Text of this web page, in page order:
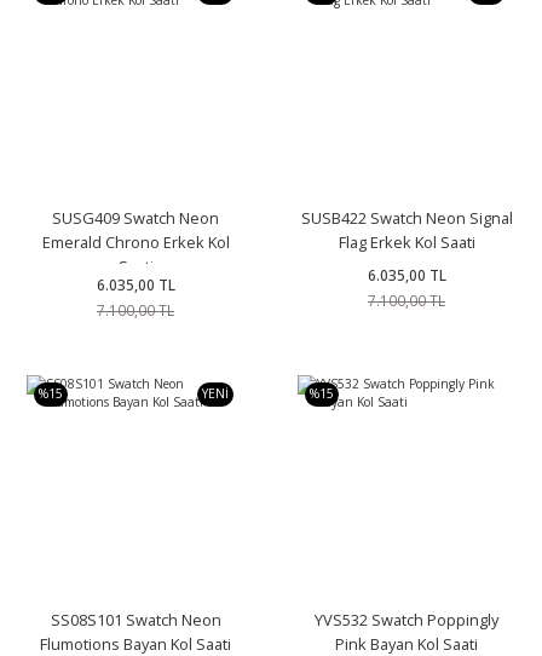
SUSG409 Swatch Neon
Emerald Chrono Erkek Kol
Saati
6.035,00 TL
7.100,00 TL
SUSB422 Swatch Neon Signal
Flag Erkek Kol Saati
6.035,00 TL
7.100,00 TL
%15 YENİ
SS08S101 Swatch Neon
Flumotions Bayan Kol Saati
%15
YVS532 Swatch Poppingly
Pink Bayan Kol Saati